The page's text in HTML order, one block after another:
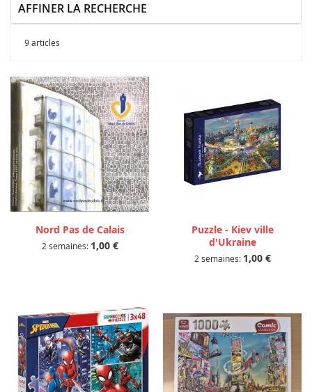
9articles
Nord Pas de Calais
2 semaines: 1,00 €
Puzzle - Kiev ville
d'Ukraine
2 semaines: 1,00 €
AFFINER LA RECHERCHE